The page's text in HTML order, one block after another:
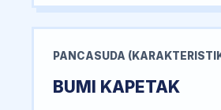
PANCASUDA
BUMI KAPETAK